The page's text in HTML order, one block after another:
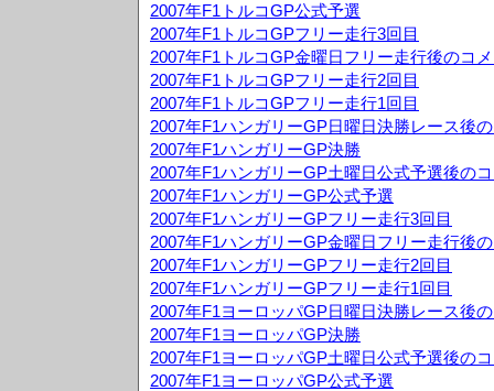
2007年F1トルコGP公式予選
2007年F1トルコGPフリー走行3回目
2007年F1トルコGP金曜日フリー走行後のコ
2007年F1トルコGPフリー走行2回目
2007年F1トルコGPフリー走行1回目
2007年F1ハンガリーGP日曜日決勝レース後
2007年F1ハンガリーGP決勝
2007年F1ハンガリーGP土曜日公式予選後の
2007年F1ハンガリーGP公式予選
2007年F1ハンガリーGPフリー走行3回目
2007年F1ハンガリーGP金曜日フリー走行後
2007年F1ハンガリーGPフリー走行2回目
2007年F1ハンガリーGPフリー走行1回目
2007年F1ヨーロッパGP日曜日決勝レース後
2007年F1ヨーロッパGP決勝
2007年F1ヨーロッパGP土曜日公式予選後の
2007年F1ヨーロッパGP公式予選